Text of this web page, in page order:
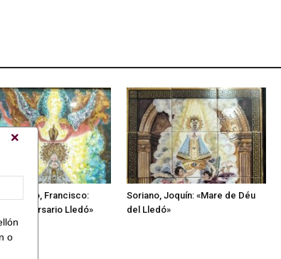
Moreno, Francisco:
50 aniversario Lledó»
Soriano, Joquín: «Mare de Déu
del Lledó»
o